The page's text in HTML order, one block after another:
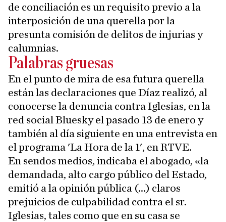
de conciliación es un requisito previo a la
interposición de una querella por la
presunta comisión de delitos de injurias y
calumnias.
Palabras gruesas
En el punto de mira de esa futura querella
están las declaraciones que Díaz realizó, al
conocerse la denuncia contra Iglesias, en la
red social Bluesky el pasado 13 de enero y
también al día siguiente en una entrevista en
el programa 'La Hora de la 1', en RTVE.
En sendos medios, indicaba el abogado, «la
demandada, alto cargo público del Estado,
emitió a la opinión pública (...) claros
prejuicios de culpabilidad contra el sr.
Iglesias, tales como que en su casa se